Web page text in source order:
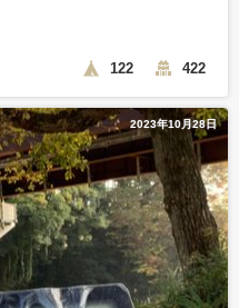
122 422
2023年10月28日